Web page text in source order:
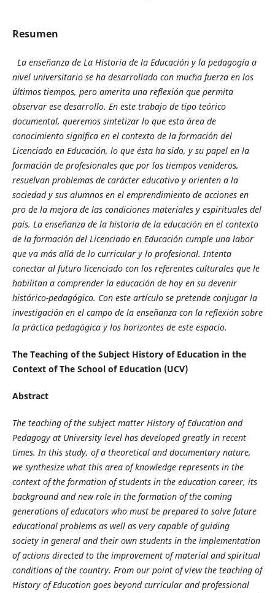
Resumen
La enseñanza de La Historia de la Educación y la pedagogía a
nivel universitario se ha desarrollado con mucha fuerza en los
últimos tiempos, pero amerita una reflexión que permita
observar ese desarrollo. En este trabajo de tipo teórico
documental, queremos sintetizar lo que esta área de
conocimiento significa en el contexto de la formación del
Licenciado en Educación, lo que ésta ha sido, y su papel en la
formación de profesionales que por los tiempos venideros,
resuelvan problemas de carácter educativo y orienten a la
sociedad y sus alumnos en el emprendimiento de acciones en
pro de la mejora de las condiciones materiales y espirituales del
país. La enseñanza de la historia de la educación en el contexto
de la formación del Licenciado en Educación cumple una labor
que va más allá de lo curricular y lo profesional. Intenta
conectar al futuro licenciado con los referentes culturales que le
habilitan a comprender la educación de hoy en su devenir
histórico-pedagógico. Con este artículo se pretende conjugar la
investigación en el campo de la enseñanza con la reflexión sobre
la práctica pedagógica y los horizontes de este espacio.
The Teaching of the Subject History of Education in the
Context of The School of Education (UCV)
Abstract
The teaching of the subject matter History of Education and
Pedagogy at University level has developed greatly in recent
times. In this study, of a theoretical and documentary nature,
we synthesize what this area of knowledge represents in the
context of the formation of students in the education career, its
background and new role in the formation of the coming
generations of educators who must be prepared to solve future
educational problems as well as very capable of guiding
society in general and their own students in the implementation
of actions directed to the improvement of material and spiritual
conditions of the country. From our point of view the teaching of
History of Education goes beyond curricular and professional